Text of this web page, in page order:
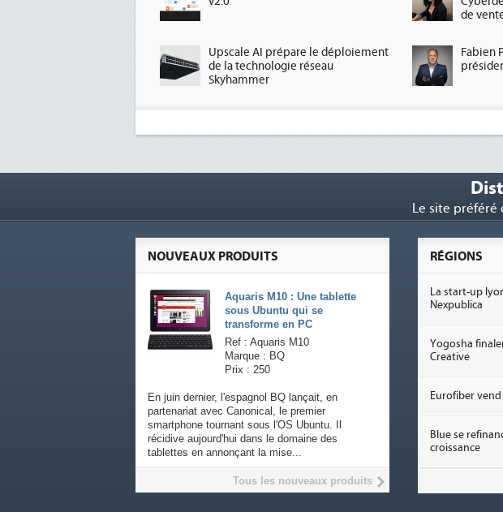
de
Upscale AI prépare le déploiement
de la technologie réseau
Skyhammer
Fabien
Le site préféré
NOUVEAUX PRODUITS
Aquaris M10 : Une tablette
sous Ubuntu qui se
transforme en PC
Ref : Aquaris M10
Marque : BQ
Prix : 250
En juin dernier, l'espagnol BQ lançait, en
partenariat avec Canonical, le premier
smartphone tournant sous l'OS Ubuntu. Il
récidive aujourd'hui dans le domaine des
tablettes en annonçant la mise...
Tous les nouveaux produits
RÉGIONS
La start-up
Nexpublica
Yogosha
Creative
Eurofiber
Blue se
croissance